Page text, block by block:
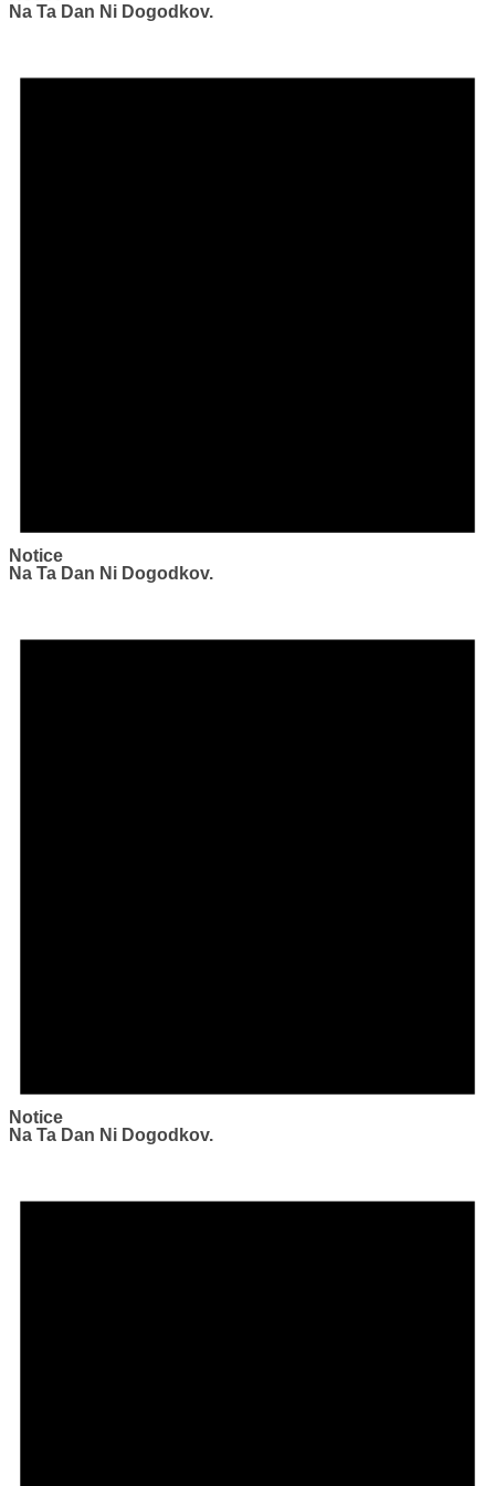
Na Ta Dan Ni Dogodkov.
Notice
Na Ta Dan Ni Dogodkov.
Notice
Na Ta Dan Ni Dogodkov.